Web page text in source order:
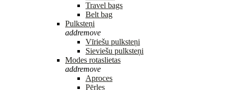
Travel bags
Belt bag
Pulksteņi
addremove
Vīriešu pulksteņi
Sieviešu pulksteņi
Modes rotaslietas
addremove
Aproces
Pērles